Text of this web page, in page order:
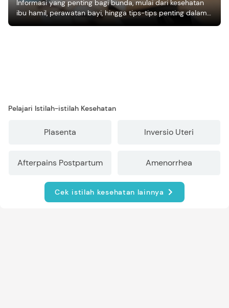
Informasi yang penting bagi bunda, mulai dari kesehatan
ibu hamil, perawatan bayi, hingga tips-tips penting dalam
mengasuh anak
Pelajari Istilah-istilah Kesehatan
Plasenta Inversio Uteri
Afterpains Postpartum Amenorrhea
Cek istilah kesehatan lainnya